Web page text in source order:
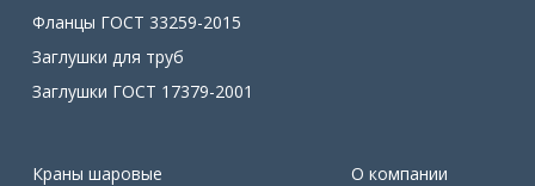
Фланцы ГОСТ 33259-2015
Заглушки для труб
Заглушки ГОСТ 17379-2001
Краны шаровые
О компании